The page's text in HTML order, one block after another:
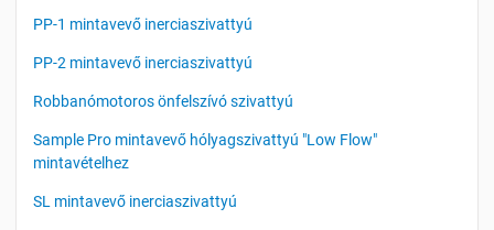
PP-1 mintavevő inerciaszivattyú
PP-2 mintavevő inerciaszivattyú
Robbanómotoros önfelszívó szivattyú
Sample Pro mintavevő hólyagszivattyú "Low Flow"
mintavételhez
SL mintavevő inerciaszivattyú